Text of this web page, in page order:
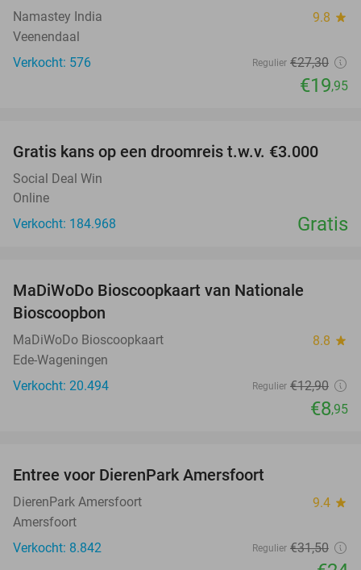
Namastey India 9.8 star
Veenendaal
Verkocht: 576
Regulier €27,30
€19,95
Gratis kans op een droomreis t.w.v. €3.000
Social Deal Win
Online
Verkocht: 184.968
Gratis
MaDiWoDo Bioscoopkaart van Nationale
Bioscoopbon
MaDiWoDo Bioscoopkaart 8.8 star
Ede-Wageningen
Verkocht: 20.494
Regulier €12,90
€8,95
Entree voor DierenPark Amersfoort
DierenPark Amersfoort 9.4 star
Amersfoort
Verkocht: 8.842
Regulier €31,50